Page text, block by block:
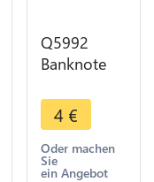
Q5992
Banknote
25 Sen1964
UNC ->
Make offer
4 €
Oder machen
Sie
ein Angebot